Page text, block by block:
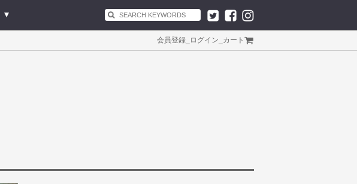
会員登録 ログイン カート